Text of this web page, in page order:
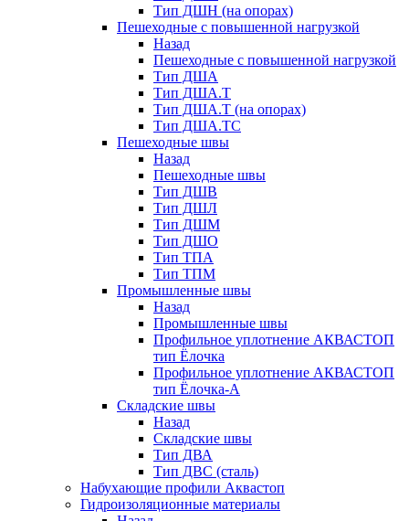
Тип ДШН (на опорах)
Пешеходные с повышенной нагрузкой
Назад
Пешеходные с повышенной нагрузкой
Тип ДША
Тип ДША.Т
Тип ДША.Т (на опорах)
Тип ДША.ТС
Пешеходные швы
Назад
Пешеходные швы
Тип ДШВ
Тип ДШЛ
Тип ДШМ
Тип ДШО
Тип ТПА
Тип ТПМ
Промышленные швы
Назад
Промышленные швы
Профильное уплотнение АКВАСТОП
тип Ёлочка
Профильное уплотнение АКВАСТОП
тип Ёлочка-А
Складские швы
Назад
Складские швы
Тип ДВА
Тип ДВС (сталь)
Набухающие профили Аквастоп
Гидроизоляционные материалы